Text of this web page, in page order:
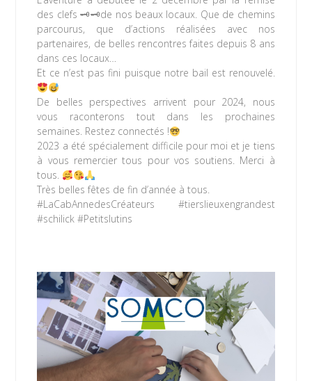
des clefs 🗝🗝de nos beaux locaux. Que de chemins
parcourus, que d’actions réalisées avec nos
partenaires, de belles rencontres faites depuis 8 ans
dans ces locaux…
Et ce n’est pas fini puisque notre bail est renouvelé.
De belles perspectives arrivent pour 2024, nous
vous raconterons tout dans les prochaines
semaines. Restez connectés !
2023 a été spécialement difficile pour moi et je tiens
à vous remercier tous pour vos soutiens. Merci à
tous.
Très belles fêtes de fin d’année à tous.
#LaCabAnnedesCréateurs #tierslieuxengrandest
#schilick #Petitslutins